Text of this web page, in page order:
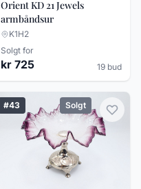
Orient KD 21 Jewels
armbåndsur
K1H2
Solgt for
kr 725 19 bud
#43 Solgt